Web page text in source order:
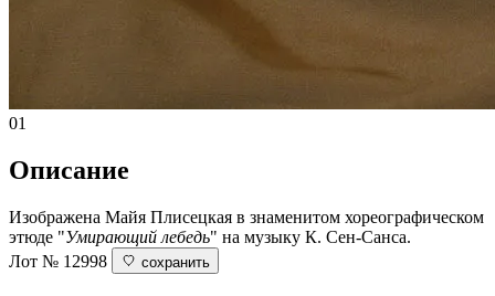
01
Описание
Изображена Майя Плисецкая в знаменитом хореографическом
этюде "Умирающий лебедь" на музыку К. Сен-Санса.
Лот № 12998
сохранить